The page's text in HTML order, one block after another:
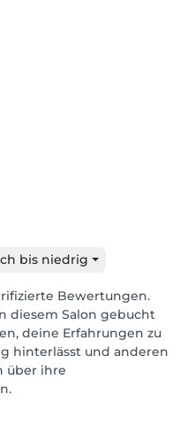
bis niedrig
Bewertungen.
diesem Salon gebucht
deine Erfahrungen zu
hinterlässt und anderen
über ihre